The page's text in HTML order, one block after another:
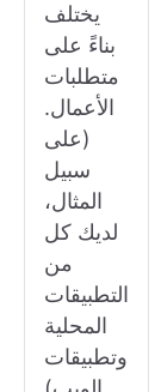
يختلف
بناءً على
متطلبات
الأعمال.
(على
سبيل
المثال،
لديك كل
من
التطبيقات
المحلية
وتطبيقات